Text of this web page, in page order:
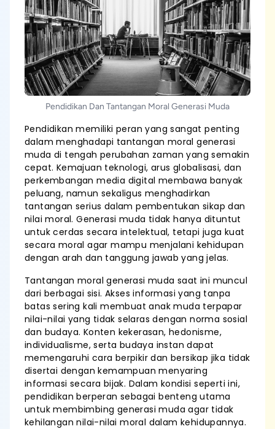
Pendidikan Dan Tantangan Moral Generasi Muda
Pendidikan memiliki peran yang sangat penting
dalam menghadapi tantangan moral generasi
muda di tengah perubahan zaman yang semakin
cepat. Kemajuan teknologi, arus globalisasi, dan
perkembangan media digital membawa banyak
peluang, namun sekaligus menghadirkan
tantangan serius dalam pembentukan sikap dan
nilai moral. Generasi muda tidak hanya dituntut
untuk cerdas secara intelektual, tetapi juga kuat
secara moral agar mampu menjalani kehidupan
dengan arah dan tanggung jawab yang jelas.
Tantangan moral generasi muda saat ini muncul
dari berbagai sisi. Akses informasi yang tanpa
batas sering kali membuat anak muda terpapar
nilai-nilai yang tidak selaras dengan norma sosial
dan budaya. Konten kekerasan, hedonisme,
individualisme, serta budaya instan dapat
memengaruhi cara berpikir dan bersikap jika tidak
disertai dengan kemampuan menyaring
informasi secara bijak. Dalam kondisi seperti ini,
pendidikan berperan sebagai benteng utama
untuk membimbing generasi muda agar tidak
kehilangan nilai-nilai moral dalam kehidupannya.